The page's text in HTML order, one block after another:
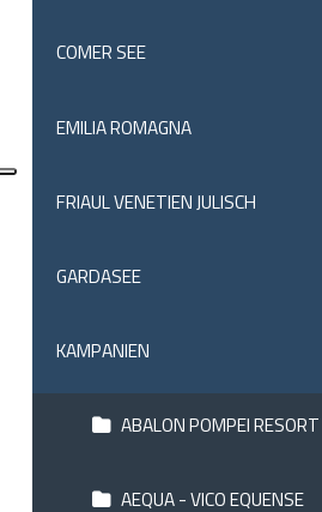
COMER SEE
EMILIA ROMAGNA
FRIAUL VENETIEN JULISCH
GARDASEE
KAMPANIEN
ABALON POMPEI
AEQUA - VICO EQUENSE